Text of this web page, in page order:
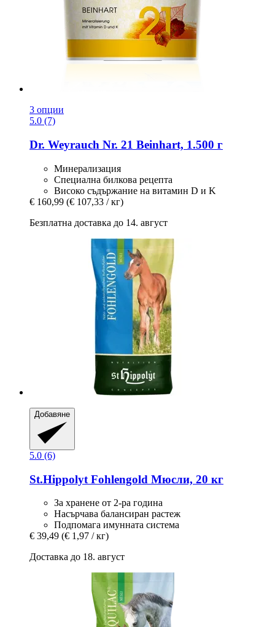
3 опции
5.0 (7)
Dr. Weyrauch Nr. 21 Beinhart, 1.500 г
Минерализация
Специална билкова рецепта
Високо съдържание на витамин D и K
€ 160,99 (€ 107,33 / кг)
Безплатна доставка до 14. август
Добавяне
5.0 (6)
St.Hippolyt Fohlengold Мюсли, 20 кг
За хранене от 2-ра година
Насърчава балансиран растеж
Подпомага имунната система
€ 39,49 (€ 1,97 / кг)
Доставка до 18. август